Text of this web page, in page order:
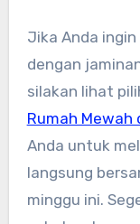
Jika Anda
dengan
silakan lihat
Rumah Mewah
Anda untuk
langsung
minggu ini.